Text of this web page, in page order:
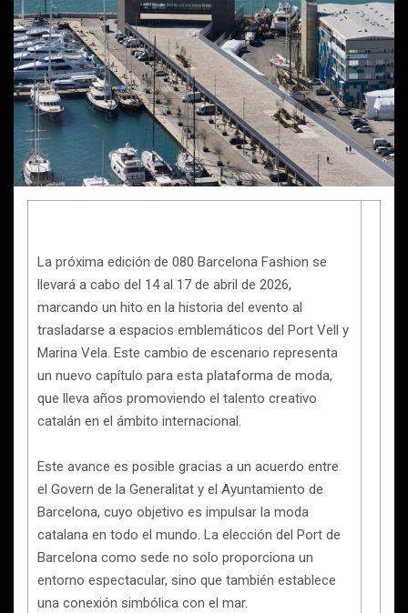
La próxima edición de 080 Barcelona Fashion se
llevará a cabo del 14 al 17 de abril de 2026,
marcando un hito en la historia del evento al
trasladarse a espacios emblemáticos del Port Vell y
Marina Vela. Este cambio de escenario representa
un nuevo capítulo para esta plataforma de moda,
que lleva años promoviendo el talento creativo
catalán en el ámbito internacional.
Este avance es posible gracias a un acuerdo entre
el Govern de la Generalitat y el Ayuntamiento de
Barcelona, cuyo objetivo es impulsar la moda
catalana en todo el mundo. La elección del Port de
Barcelona como sede no solo proporciona un
entorno espectacular, sino que también establece
una conexión simbólica con el mar.